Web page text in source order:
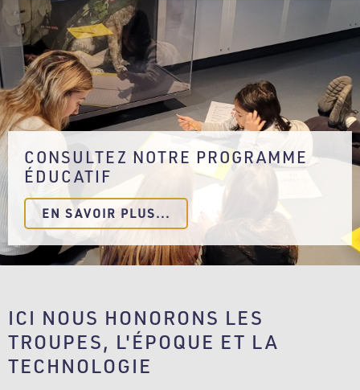
CONSULTEZ NOTRE PROGRAMME
ÉDUCATIF
EN SAVOIR PLUS...
ICI NOUS HONORONS LES
TROUPES, L'ÉPOQUE ET LA
TECHNOLOGIE